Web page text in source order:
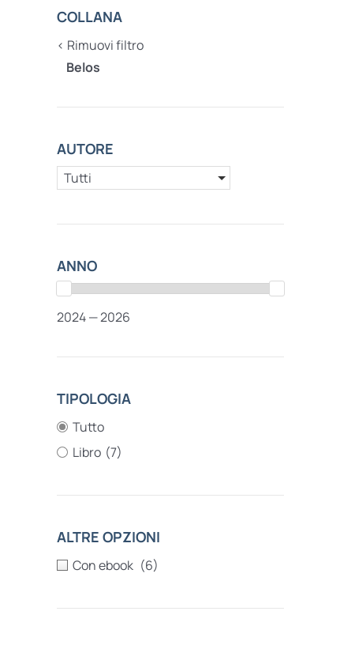
COLLANA
‹ Rimuovi filtro
Belos
AUTORE
Tutti
ANNO
2024 — 2026
TIPOLOGIA
Tutto
Libro (7)
ALTRE OPZIONI
(6)